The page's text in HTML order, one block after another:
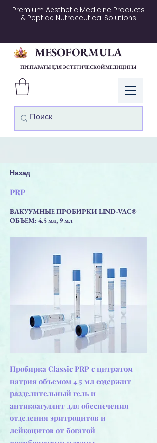
Premium Aesthetic Medicine Products
& Peptide Nutraceutical Solutions
Войти
MESOFORMULA
ПРЕПАРАТЫ ДЛЯ ЭСТЕТИЧЕСКОЙ МЕДИЦИНЫ
Назад
PRP
ВАКУУМНЫЕ ПРОБИРКИ LIND-VAC®
ОБЪЕМ: 4.5 мл, 9 мл
Пробирка Classic PRP с цитратом
натрия объемом 4,5 мл содержит
разделительный гель и
антикоагулянт для обеспечения
отделения эритроцитов и
лейкоцитов от богатой